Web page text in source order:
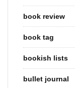
book review
book tag
bookish lists
bullet journal